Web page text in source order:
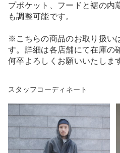
プポケット、フードと裾の内
も調整可能です。
※こちらの商品のお取り扱い
す。詳細は各店舗にて在庫の
何卒よろしくお願いいたしま
スタッフコーディネート